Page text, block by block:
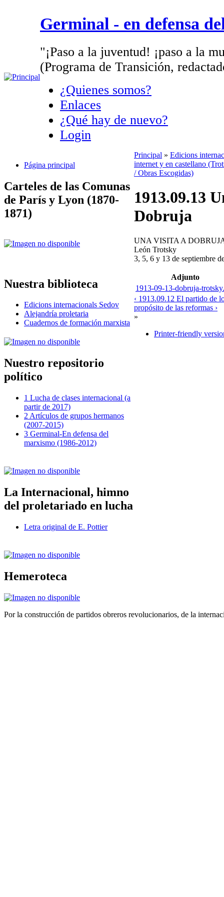
Germinal - en defensa
"¡Paso a la juventud! ¡paso a la
(Programa de Transición,
¿Quienes somos?
Enlaces
¿Qué hay de nuevo?
Login
Página principal
Carteles de las Comunas
de París y Lyon (1870-
1871)
Nuestra biblioteca
Edicions internacionals Sedov
Alejandría proletaria
Cuadernos de formación marxista
Nuestro repositorio
político
1 Lucha de clases internacional (a
partir de 2017)
2 Artículos de grupos hermanos
(2007-2015)
3 Germinal-En defensa del
marxismo (1986-2012)
La Internacional, himno
del proletariado en lucha
Letra original de E. Pottier
Hemeroteca
Principal » Edicions
internet y en castellano
/ Obras Escogidas)
1913.09.13
Dobruja
UNA VISITA A
León Trotsky
3, 5, 6 y 13 de septiembre
Adjunto
1913-09-13-dobruja-
‹ 1913.09.12 El partido de
propósito de las reformas ›
»
Printer-friendly
Por la construcción de partidos obreros revolucionarios, de la